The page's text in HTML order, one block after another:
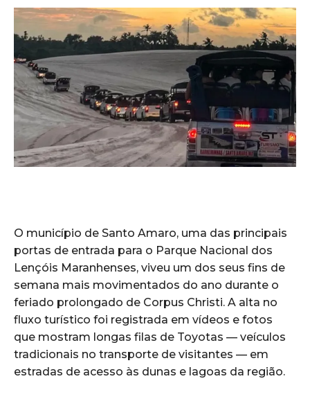
O município de Santo Amaro, uma das principais
portas de entrada para o Parque Nacional dos
Lençóis Maranhenses, viveu um dos seus fins de
semana mais movimentados do ano durante o
feriado prolongado de Corpus Christi. A alta no
fluxo turístico foi registrada em vídeos e fotos
que mostram longas filas de Toyotas — veículos
tradicionais no transporte de visitantes — em
estradas de acesso às dunas e lagoas da região.